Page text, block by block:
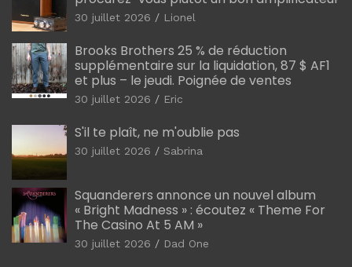
30 juillet 2026 Lionel
Brooks Brothers 25 % de réduction
supplémentaire sur la liquidation, 87 $ AF1
et plus – le jeudi. Poignée de ventes
30 juillet 2026 Eric
S'il te plaît, ne m'oublie pas
30 juillet 2026 Sabrina
Squanderers annonce un nouvel album
« Bright Madness » : écoutez « Theme For
The Casino At 5 AM »
30 juillet 2026 Dad One